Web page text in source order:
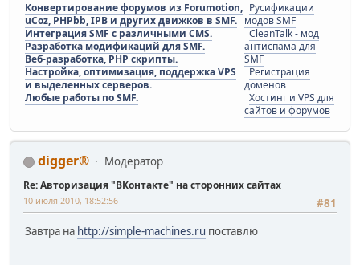
Конвертирование форумов из Forumotion,
uCoz, PHPbb, IPB и других движков в SMF.
Интеграция SMF с различными CMS.
Разработка модификаций для SMF.
Веб-разработка, PHP скрипты.
Настройка, оптимизация, поддержка VPS
и выделенных серверов.
Любые работы по SMF.
Русификации
модов SMF
CleanTalk - мод
антиспама для
SMF
Регистрация
доменов
Хостинг и VPS для
сайтов и форумов
digger® Модератор
Re: Авторизация "ВКонтакте" на сторонних сайтах
#81
10 июля 2010, 18:52:56
Завтра на http://simple-machines.ru поставлю